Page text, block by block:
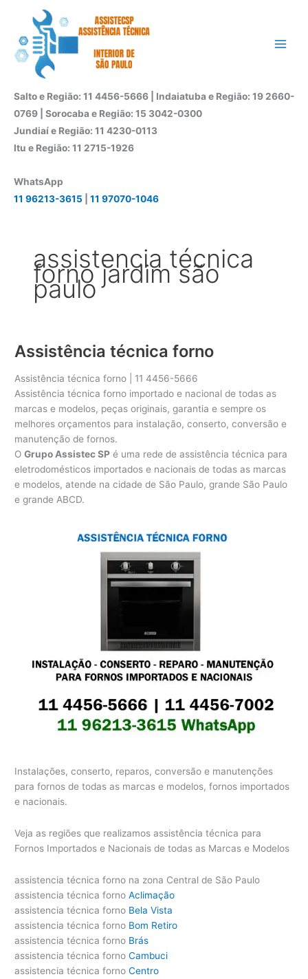
conteúdo
Salto e Região: 11 4456-5666 | Indaiatuba e Região: 19 2660-
0769 | Sorocaba e Região: 15 3042-0300
Jundiaí e Região: 11 4230-0113
Itu e Região: 11 2715-1926
WhatsApp
11 96213-3615
11 97070-1046
assistencia técnica
forno jardim são
paulo
Assistência técnica forno
Assistência técnica forno | 11 4456-5666
Assistência técnica forno importado e nacional de todas as
marcas e modelos, peças originais, garantia e sempre os
melhores orçamentos para instalação, conserto, conversão e
manutenção de fornos.
OGrupo Assistec SP é uma rede de assistência técnica para
eletrodomésticos importados e nacionais de todas as marcas
e modelos, atende na cidade de São Paulo, grande São Paulo
e grande ABCD.
Instalações, conserto, reparos, conversão e manutenções
para fornos de todas as marcas e modelos, fornos importados
e nacionais.
Veja as regiões que realizamos assistência técnica para
Fornos Importados e Nacionais de todas as Marcas e Modelos
assistencia técnica forno na zona Central de São Paulo
assistencia técnica forno Aclimação
assistencia técnica forno Bela Vista
assistencia técnica forno Bom Retiro
assistencia técnica forno Brás
assistencia técnica forno Cambuci
assistencia técnica forno Centro